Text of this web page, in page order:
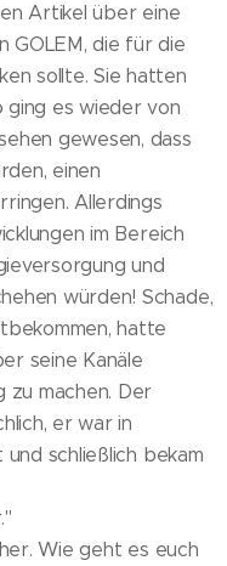
Artikel über eine
GOLEM, die für die
sollte. Sie hatten
ging es wieder von
gewesen, dass
einen
Allerdings
im Bereich
und
würden! Schade,
hatte
seine Kanäle
zu machen. Der
er war in
schließlich bekam
Wie geht es euch